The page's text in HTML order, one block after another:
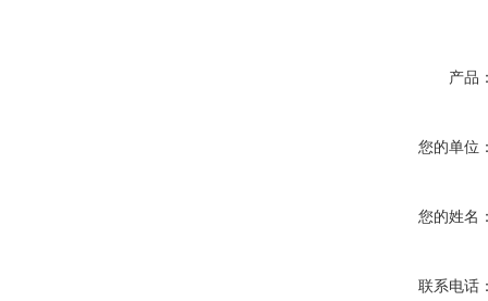
产品
您的单位
您的姓名
联系电话